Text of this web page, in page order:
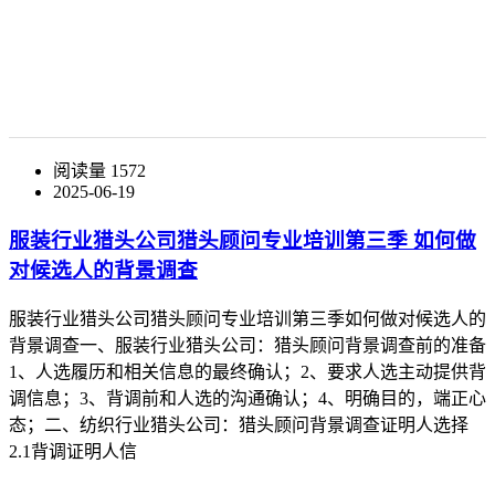
阅读量 1572
2025-06-19
服装行业猎头公司猎头顾问专业培训第三季 如何做
对候选人的背景调查
服装行业猎头公司猎头顾问专业培训第三季如何做对候选人的
背景调查一、服装行业猎头公司：猎头顾问背景调查前的准备
1、人选履历和相关信息的最终确认；2、要求人选主动提供背
调信息；3、背调前和人选的沟通确认；4、明确目的，端正心
态；二、纺织行业猎头公司：猎头顾问背景调查证明人选择
2.1背调证明人信